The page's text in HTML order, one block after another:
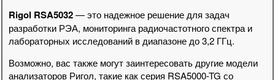
Rigol RSA5032— это надежное решение для задач
разработки РЭА, мониторинга радиочастотного спектра и
лабораторных исследований в диапазоне до 3,2 ГГц.
Возможно, вас также могут заинтересовать другие модели
анализаторов Ригол, такие как серия RSA5000-TG со